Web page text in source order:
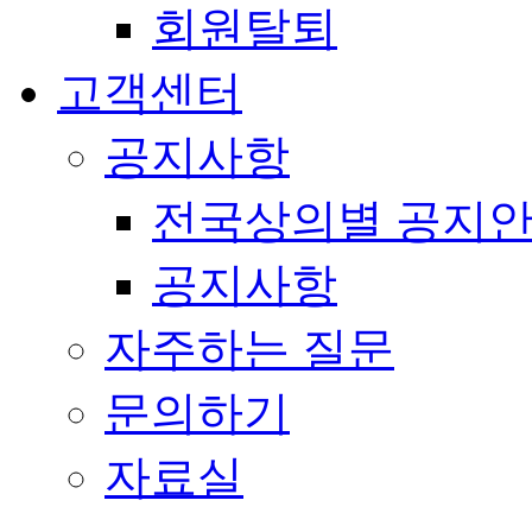
회원탈퇴
고객센터
공지사항
전국상의별 공지
공지사항
자주하는 질문
문의하기
자료실